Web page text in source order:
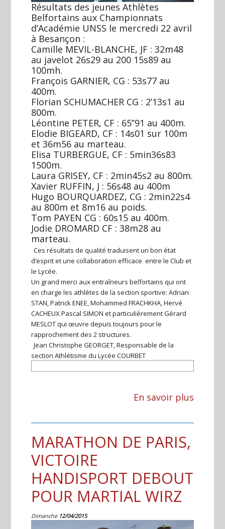
Résultats des jeunes Athlètes
Belfortains aux Championnats
d’Académie UNSS le mercredi 22 avril
à Besançon :
Camille MEVIL-BLANCHE, JF : 32m48
au javelot 26s29 au 200 15s89 au
100mh.
François GARNIER, CG : 53s77 au
400m.
Florian SCHUMACHER CG : 2’13s1 au
800m.
Léontine PETER, CF : 65’’91 au 400m.
Elodie BIGEARD, CF : 14s01 sur 100m
et 36m56 au marteau.
Elisa TURBERGUE, CF : 5min36s83
1500m.
Laura GRISEY, CF : 2min45s2 au 800m.
Xavier RUFFIN, J : 56s48 au 400m
Hugo BOURQUARDEZ, CG : 2min22s4
au 800m et 8m16 au poids.
Tom PAYEN CG : 60s15 au 400m.
Jodie DROMARD CF : 38m28 au
marteau.
Ces résultats de qualité traduisent un bon état
d’esprit et une collaboration efficace entre le Club et
le Lycée.
Un grand merci aux entraîneurs belfortains qui ont
en charge les athlètes de la section sportive: Adrian
STAN, Patrick ENEE, Mohammed FRACHKHA, Hervé
CACHEUX Pascal SIMON et particulièrement Gérard
MESLOT qui œuvre depuis toujours pour le
rapprochement des 2 structures.
Jean Christophe GEORGET, Responsable de la
section Athlétisme du Lycée COURBET
En savoir plus
MARATHON DE PARIS,
VICTOIRE
HANDISPORT DEBOUT
POUR MARTIAL WIRZ
Dimanche 12/04/2015